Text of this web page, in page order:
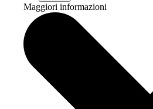
Maggiori informazioni